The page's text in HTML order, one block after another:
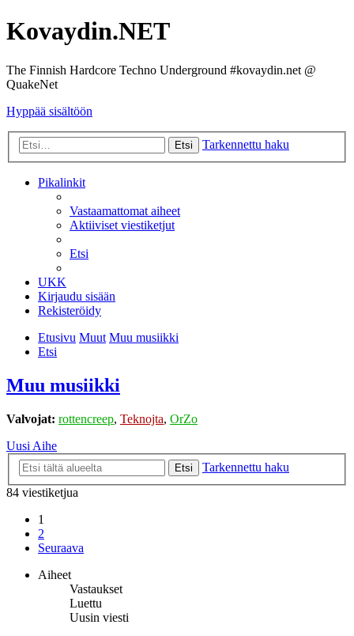
Kovaydin.NET
The Finnish Hardcore Techno Underground #kovaydin.net @
QuakeNet
Hyppää sisältöön
Etsi Tarkennettu haku
Pikalinkit
Vastaamattomat aiheet
Aktiiviset viestiketjut
Etsi
UKK
Kirjaudu sisään
Rekisteröidy
Etusivu Muut Muu musiikki
Etsi
Muu musiikki
Valvojat: rottencreep, Teknojta, OrZo
Uusi Aihe
Etsi
Tarkennettu haku
84 viestiketjua
1
2
Seuraava
Aiheet
Vastaukset
Luettu
Uusin viesti